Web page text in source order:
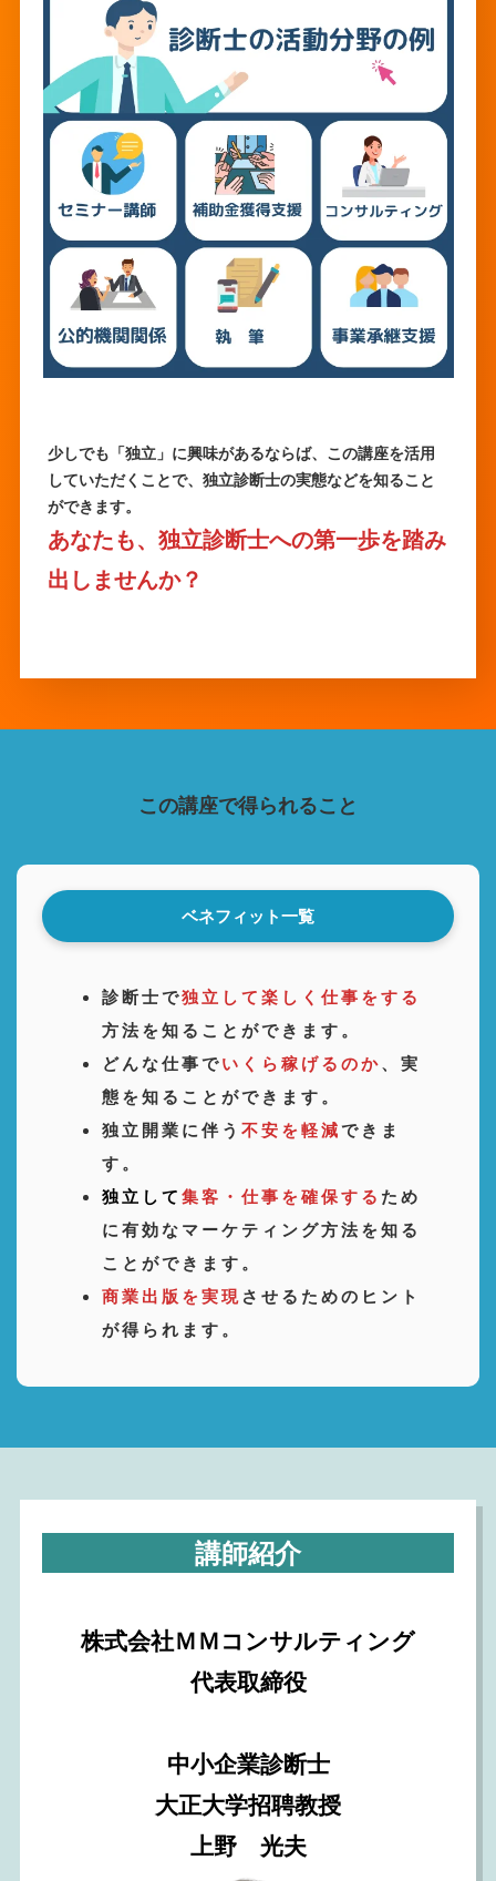
少しでも「独立」に興味があるならば、この講座を活用
していただくことで、独立診断士の実態などを知ること
ができます。
あなたも、独立診断士への第一歩を踏み
出しませんか？
この講座で得られること
ベネフィット一覧
診断士で独立して楽しく仕事をする
方法を知ることができます。
どんな仕事でいくら稼げるのか、実
態を知ることができます。
独立開業に伴う不安を軽減できま
す。
独立して集客・仕事を確保する ため
に有効なマーケティング方法を知る
ことができます。
商業出版を実現 させるためのヒント
が得られます。
講師紹介
株式会社ＭＭコンサルティング
代表取締役
中小企業診断士
大正大学招聘教授
上野 光夫